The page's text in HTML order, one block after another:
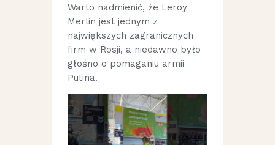
Warto nadmienić, że Leroy
Merlin jest jednym z
największych zagranicznych
firm w Rosji, a niedawno było
głośno o pomaganiu armii
Putina.